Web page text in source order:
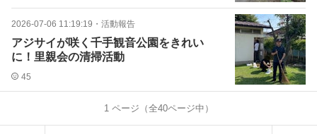
2026-07-06 11:19:19 ・ 活動報告
アジサイが咲く千手観音公園をきれい
に！里親会の清掃活動
45
1ページ（全40ページ中）